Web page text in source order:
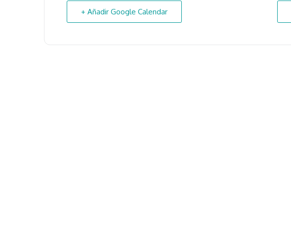
+ Añadir Google Calendar